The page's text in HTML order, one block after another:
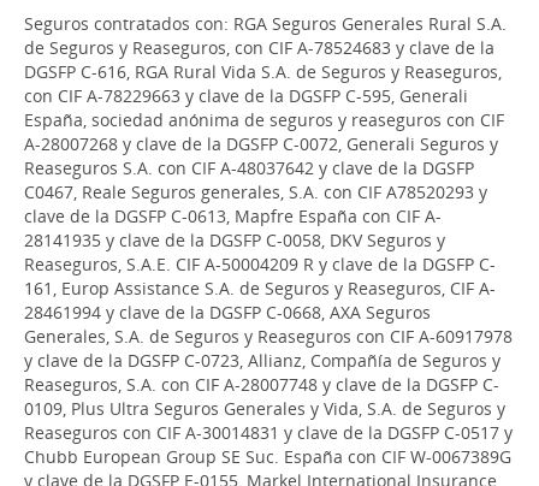
Seguros contratados con: RGA Seguros Generales Rural S.A.
de Seguros y Reaseguros, con CIF A-78524683 y clave de la
DGSFP C-616, RGA Rural Vida S.A. de Seguros y Reaseguros,
con CIF A-78229663 y clave de la DGSFP C-595, Generali
España, sociedad anónima de seguros y reaseguros con CIF
A-28007268 y clave de la DGSFP C-0072, Generali Seguros y
Reaseguros S.A. con CIF A-48037642 y clave de la DGSFP
C0467, Reale Seguros generales, S.A. con CIF A78520293 y
clave de la DGSFP C-0613, Mapfre España con CIF A-
28141935 y clave de la DGSFP C-0058, DKV Seguros y
Reaseguros, S.A.E. CIF A-50004209 R y clave de la DGSFP C-
161, Europ Assistance S.A. de Seguros y Reaseguros, CIF A-
28461994 y clave de la DGSFP C-0668, AXA Seguros
Generales, S.A. de Seguros y Reaseguros con CIF A-60917978
y clave de la DGSFP C-0723, Allianz, Compañía de Seguros y
Reaseguros, S.A. con CIF A-28007748 y clave de la DGSFP C-
0109, Plus Ultra Seguros Generales y Vida, S.A. de Seguros y
Reaseguros con CIF A-30014831 y clave de la DGSFP C-0517 y
Chubb European Group SE Suc. España con CIF W-0067389G
y clave de la DGSFP E-0155, Markel International Insurance